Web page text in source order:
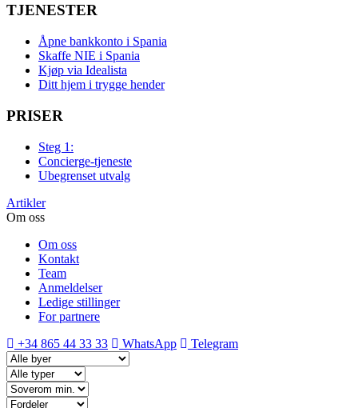
TJENESTER
Åpne bankkonto i Spania
Skaffe NIE i Spania
Kjøp via Idealista
Ditt hjem i trygge hender
PRISER
Steg 1:
Concierge-tjeneste
Ubegrenset utvalg
Artikler
Om oss
Om oss
Kontakt
Team
Anmeldelser
Ledige stillinger
For partnere
+34 865 44 33 33
WhatsApp Telegram